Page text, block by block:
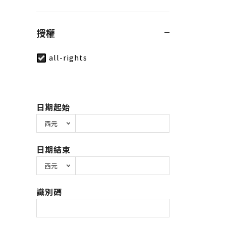
授權
all-rights
日期起始
日期結束
識別碼